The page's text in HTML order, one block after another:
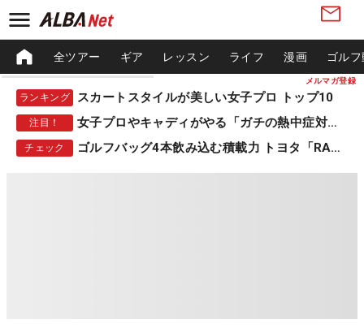
メルマガ登録
全ツアー ギア レッスン ライフ 漫画 ゴル
ランキング スカートスタイルが美しい女子プロ トップ10
注目！ 女子プロやキャディがやる「ガチの熱中症対策」
チェック ゴルフバッグ4本飲み込む積載力 トヨタ「RAV4」